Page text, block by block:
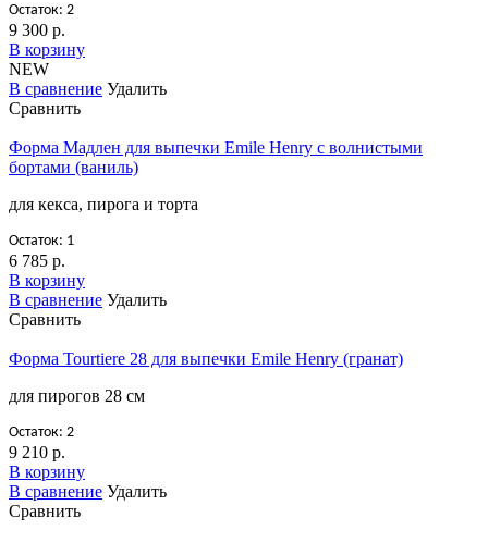
Остаток: 2
9 300 р.
В корзину
NEW
В сравнение Удалить
Сравнить
Форма Мадлен для выпечки Emile Henry с волнистыми
бортами (ваниль)
для кекса, пирога и торта
Остаток: 1
6 785 р.
В корзину
В сравнение Удалить
Сравнить
Форма Tourtiere 28 для выпечки Emile Henry (гранат)
для пирогов 28 см
Остаток: 2
9 210 р.
В корзину
В сравнение Удалить
Сравнить